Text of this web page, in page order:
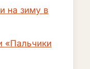
на зиму в
«Пальчики